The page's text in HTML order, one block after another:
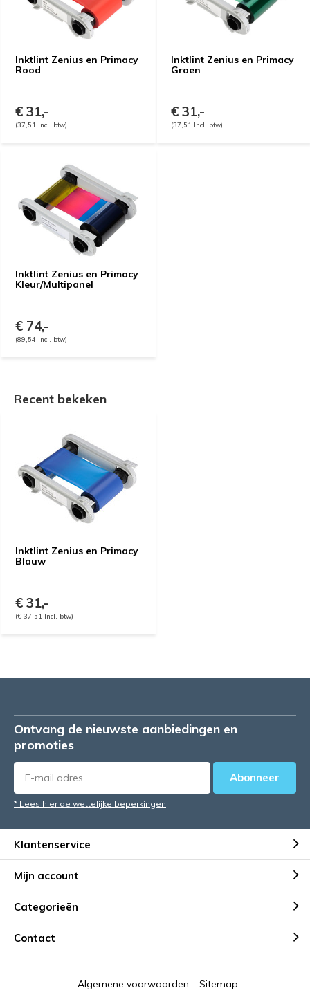
Inktlint Zenius en Primacy
Rood
€ 31,-
(37,51 Incl. btw)
Inktlint Zenius en Primacy
Groen
€ 31,-
(37,51 Incl. btw)
Inktlint Zenius en Primacy
Kleur/Multipanel
€ 74,-
(89,54 Incl. btw)
Recent bekeken
Inktlint Zenius en Primacy
Blauw
€ 31,-
(€ 37,51 Incl. btw)
Ontvang de nieuwste aanbiedingen en
promoties
Abonneer
* Lees hier de wettelijke beperkingen
Klantenservice
Mijn account
Categorieën
Contact
Algemene voorwaarden Sitemap